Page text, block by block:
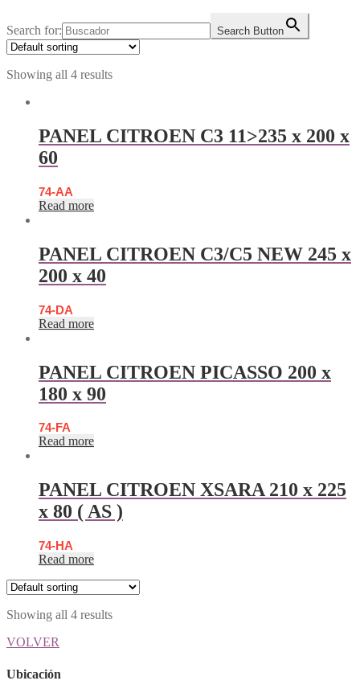
Search for: Search Button
Showing all 4 results
PANEL CITROEN C3 11>235 x 200 x
60
74-AA
Read more
PANEL CITROEN C3/C5 NEW 245 x
200 x 40
74-DA
Read more
PANEL CITROEN PICASSO 200 x
180 x 90
74-FA
Read more
PANEL CITROEN XSARA 210 x 225
x 80 ( AS )
74-HA
Read more
Showing all 4 results
VOLVER
Ubicación